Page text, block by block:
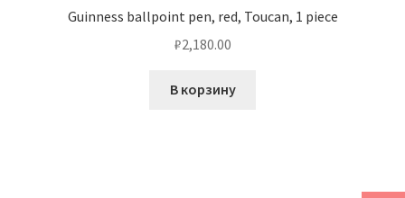
Guinness ballpoint pen, red, Toucan, 1 piece
₽2,180.00
В корзину